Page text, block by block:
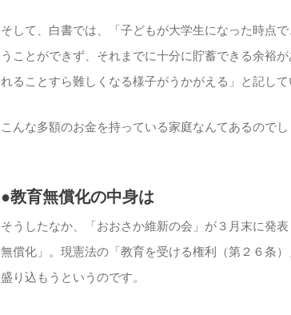
そして、白書では、「子どもが大学生になった時点
うことができず、それまでに十分に貯蓄できる余裕
れることすら難しくなる様子がうかがえる」と記して
こんな多額のお金を持っている家庭なんてあるのでし
●教育無償化の中身は
そうしたなか、「おおさか維新の会」が３月末に発
無償化」。現憲法の「教育を受ける権利（第２６条
盛り込もうというのです。